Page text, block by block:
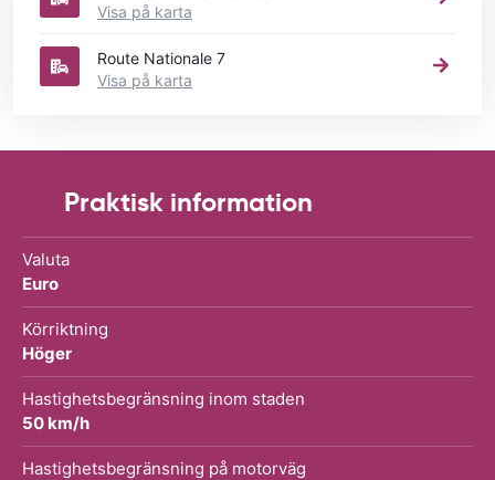
Visa på karta
Route Nationale 7
Visa på karta
Praktisk information
Valuta
Euro
Körriktning
Höger
Hastighetsbegränsning inom staden
50 km/h
Hastighetsbegränsning på motorväg